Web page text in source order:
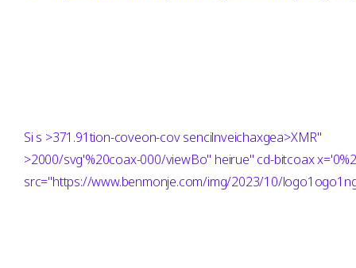
Si s >371.91tion-coveon-cov sencilnveichaxgea>XMR"
>2000/svg'%20coax-000/viewBo" heirue" cd-bitcoax
src="https://www.benmonje.com/img/2023/10/